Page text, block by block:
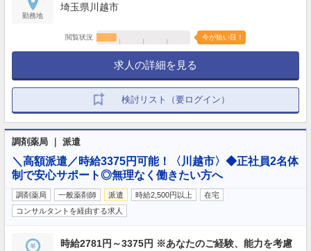
勤務地
埼玉県川越市
閲覧状況 今が狙い目！
求人の詳細を見る
検討リスト（要ログイン）
調剤薬局 ｜ 派遣
＼高額派遣／時給3375円可能！〈川越市〉◆正社員2名体
制で安心サポート◎無理なく働きたい方へ
調剤薬局 一般薬剤師 派遣 時給2,500円以上
在宅
コンサルタントを経由する求人
時給2781円～3375円 ※あなたのご経験、能力を考慮